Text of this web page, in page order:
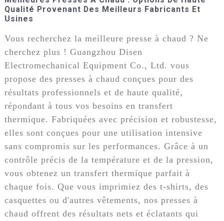
Qualité Provenant Des Meilleurs Fabricants Et
Usines
Vous recherchez la meilleure presse à chaud ? Ne
cherchez plus ! Guangzhou Disen
Electromechanical Equipment Co., Ltd. vous
propose des presses à chaud conçues pour des
résultats professionnels et de haute qualité,
répondant à tous vos besoins en transfert
thermique. Fabriquées avec précision et robustesse,
elles sont conçues pour une utilisation intensive
sans compromis sur les performances. Grâce à un
contrôle précis de la température et de la pression,
vous obtenez un transfert thermique parfait à
chaque fois. Que vous imprimiez des t-shirts, des
casquettes ou d'autres vêtements, nos presses à
chaud offrent des résultats nets et éclatants qui